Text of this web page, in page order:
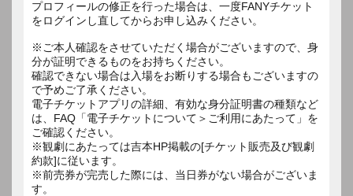
プロフィールの修正を行った場合は、一度FANYチケット
をログインし直してからお申し込みください。
※ご本人確認をさせていただく場合がございますので、身
分が証明できるものをお持ちください。
確認できない場合は入場をお断りする場合もございますの
で予めご了承ください。
電子チケットアプリの詳細、有効な身分証明書の種類など
は、FAQ「電子チケットについて＞ご利用にあたって」を
ご確認ください。
※観劇にあたっては吉本HP掲載の[チケット販売及び観劇
約款]に従います。
※前売券が完売した際には、当日券がない場合がございま
す。